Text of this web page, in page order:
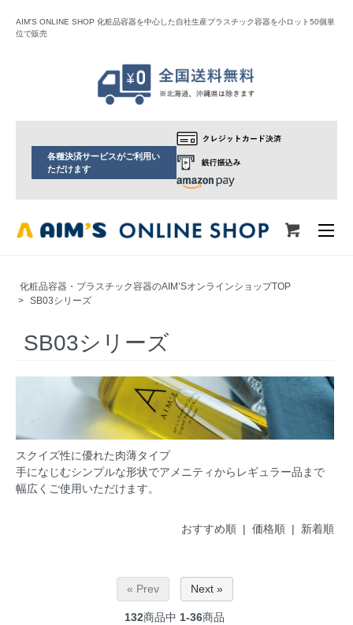
AIM'S ONLINE SHOP 化粧品容器を中心した自社生産プラスチック容器を小ロット50個単
位で販売
各種決済サービスがご利用い
ただけます
化粧品容器・プラスチック容器のAIM’SオンラインショップTOP
> SB03シリーズ
SB03シリーズ
スクイズ性に優れた肉薄タイプ
手になじむシンプルな形状でアメニティからレギュラー品まで
幅広くご使用いただけます。
おすすめ順 | 価格順| 新着順
« Prev Next »
132商品中 1-36商品